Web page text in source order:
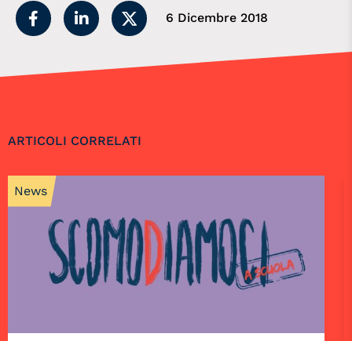
6 Dicembre 2018
ARTICOLI CORRELATI
News